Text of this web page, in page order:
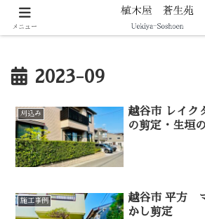
剪定・伐採・庭づくりなど暮らしの造
2023-09
刈込み
越谷市 レイ
の剪定・生垣
施工事例
越谷市 平方
かし剪定
メニュー